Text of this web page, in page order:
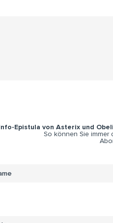
Epistula von Asterix und
So können Sie immer